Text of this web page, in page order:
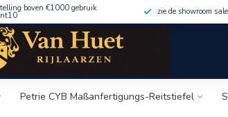
boven €1000 gebruik zie de showroom
Petrie CYB Maßanfertigungs-Reitstiefel